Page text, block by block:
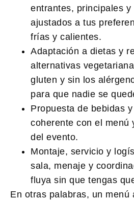
entrantes, principales
ajustados a tus
frías y calientes.
Adaptación a dietas y
alternativas
gluten y sin los
para que nadie se
Propuesta de bebidas
coherente con el menú
del evento.
Montaje, servicio y
sala, menaje y
fluya sin que tengas
En otras palabras, un menú